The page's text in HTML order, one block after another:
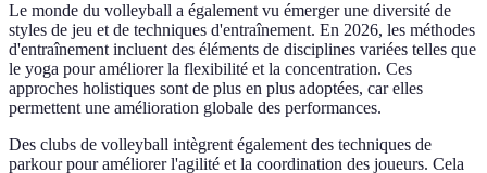
Le monde du volleyball a également vu émerger une diversité de
styles de jeu et de techniques d'entraînement. En 2026, les méthodes
d'entraînement incluent des éléments de disciplines variées telles que
le yoga pour améliorer la flexibilité et la concentration. Ces
approches holistiques sont de plus en plus adoptées, car elles
permettent une amélioration globale des performances.
Des clubs de volleyball intègrent également des techniques de
parkour pour améliorer l'agilité et la coordination des joueurs. Cela